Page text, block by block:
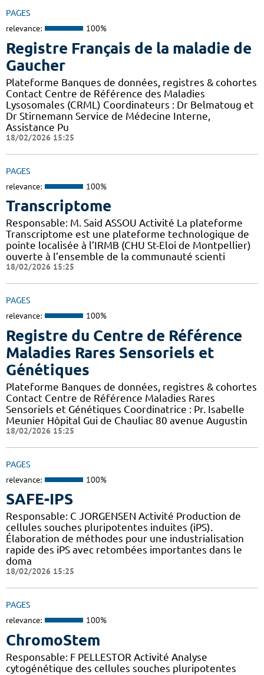
PAGES
relevance: 100%
Registre Français de la maladie de
Gaucher
Plateforme Banques de données, registres & cohortes
Contact Centre de Référence des Maladies
Lysosomales (CRML) Coordinateurs : Dr Belmatoug et
Dr Stirnemann Service de Médecine Interne,
Assistance Pu
18/02/2026 15:25
PAGES
relevance: 100%
Transcriptome
Responsable: M. Said ASSOU Activité La plateforme
Transcriptome est une plateforme technologique de
pointe localisée à l’IRMB (CHU St-Eloi de Montpellier)
ouverte à l’ensemble de la communauté scienti
18/02/2026 15:25
PAGES
relevance: 100%
Registre du Centre de Référence
Maladies Rares Sensoriels et
Génétiques
Plateforme Banques de données, registres & cohortes
Contact Centre de Référence Maladies Rares
Sensoriels et Génétiques Coordinatrice : Pr. Isabelle
Meunier Hôpital Gui de Chauliac 80 avenue Augustin
18/02/2026 15:25
PAGES
relevance: 100%
SAFE-IPS
Responsable: C JORGENSEN Activité Production de
cellules souches pluripotentes induites (iPS).
Élaboration de méthodes pour une industrialisation
rapide des iPS avec retombées importantes dans le
doma
18/02/2026 15:25
PAGES
relevance: 100%
ChromoStem
Responsable: F PELLESTOR Activité Analyse
cytogénétique des cellules souches pluripotentes